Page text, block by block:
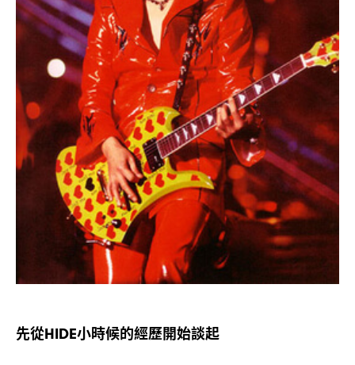
先從HIDE小時候的經歷開始談起